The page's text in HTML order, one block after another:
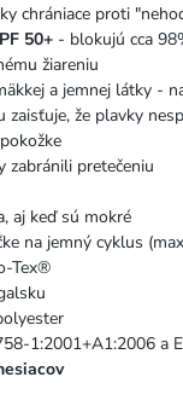
chrániace proti
50+ - blokujú cca
žiareniu
a jemnej látky -
zaisťuje, že plavky
zabránili pretečeniu
aj keď sú mokré
na jemný cyklus
Tex®
1:2001+A1:2006 a